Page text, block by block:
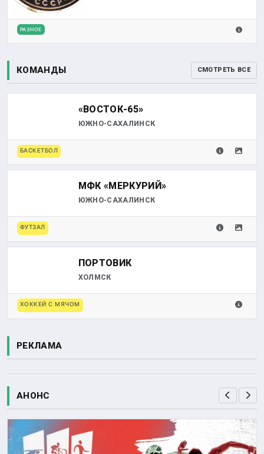
РАЗНОЕ
КОМАНДЫ СМОТРЕТЬ ВСЕ
«ВОСТОК-65»
ЮЖНО-САХАЛИНСК
БАСКЕТБОЛ
МФК «МЕРКУРИЙ»
ЮЖНО-САХАЛИНСК
ФУТЗАЛ
ПОРТОВИК
ХОЛМСК
ХОККЕЙ С МЯЧОМ
РЕКЛАМА
АНОНС